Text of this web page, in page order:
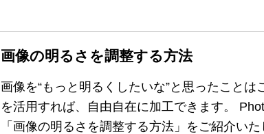
画像の明るさを調整する方法
画像を“もっと明るくしたいな”と思ったこと
を活用すれば、自由自在に加工できます。
「画像の明るさを調整する方法」をご紹介いた